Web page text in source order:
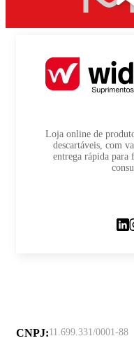
Loja online de
descartáveis, com
entrega rápida
CNPJ:11.699.331/0001-88